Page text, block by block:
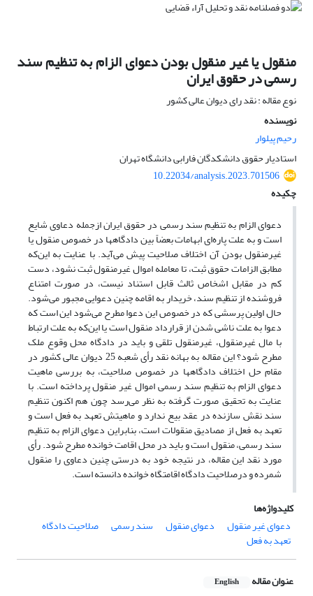
منقول یا غیر منقول بودن دعوای الزام به تنظیم سند
رسمی در حقوق ایران
نوع مقاله : نقد رای دیوان عالی کشور
نویسنده
رحیم پیلوار
استادیار حقوق دانشکدگان فارابی دانشگاه تهران
10.22034/analysis.2023.701506
چکیده
دعوای الزام به تنظیم سند رسمی در حقوق ایران ازجمله دعاوی شایع
است و به علت پاره‌ای ابهامات بعضاً بین دادگاهها در خصوص منقول یا
غیرمنقول بودن آن اختلاف صلاحیت پیش می‌آید. با عنایت به این‌که
مطابق الزامات حقوق ثبت، تا معامله اموال غیرمنقول ثبت نشود، دست
کم در مقابل اشخاص ثالث قابل استناد نیست، در صورت امتناع
فروشنده از تنظیم سند، خریدار به اقامه چنین دعوایی مجبور می‌شود.
حال اولین پرسشی که در خصوص این دعوا مطرح می‌شود این است که
دعوا به علت ناشی شدن از قرارداد منقول است یا این‌که به علت ارتباط
با مال غیرمنقول، غیرمنقول تلقی و باید در دادگاه محل وقوع ملک
مطرح شود؟ این مقاله به بهانه نقد رأی شعبه 25 دیوان عالی کشور در
مقام حل اختلاف دادگاهها در خصوص صلاحیت، به بررسی ماهیت
دعوای الزام به تنظیم سند رسمی اموال غیر منقول پرداخته است. با
عنایت به تحقیق صورت گرفته به نظر می‌رسد چون هم اکنون تنظیم
سند نقش سازنده در عقد بیع ندارد و ماهیتش تعهد به فعل است و
تعهد به فعل از مصادیق منقولات است، بنابراین دعوای الزام به تنظیم
سند رسمی، منقول است و باید در محل اقامت خوانده مطرح شود. رأی
مورد نقد این مقاله، در نتیجه خود به درستی چنین دعاوی را منقول
شمرده و درصلاحیت دادگاه اقامتگاه خوانده دانسته است.
کلیدواژه‌ها
دعوای غیر منقول
دعوای منقول سند رسمی صلاحیت دادگاه
تعهد به فعل
عنوان مقاله English